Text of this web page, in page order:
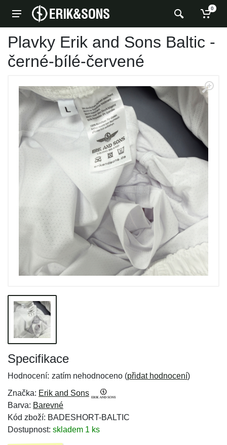
0
Plavky Erik and Sons Baltic -
černé-bílé-červené
Specifikace
Hodnocení: zatím nehodnoceno (přidat hodnocení)
Značka: Erik and Sons
Barva: Barevné
Kód zboží: BADESHORT-BALTIC
Dostupnost: skladem 1 ks